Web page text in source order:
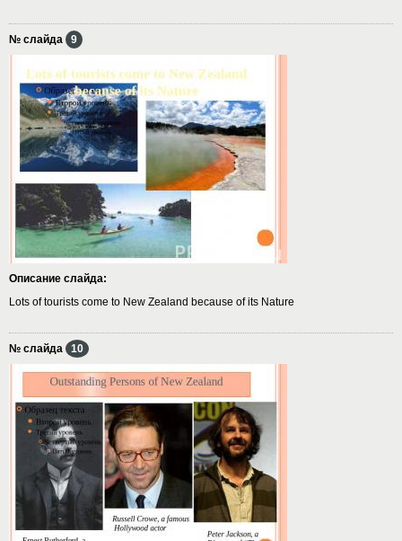
№ слайда 9
Описание слайда:
Lots of tourists come to New Zealand because of its Nature
№ слайда 10